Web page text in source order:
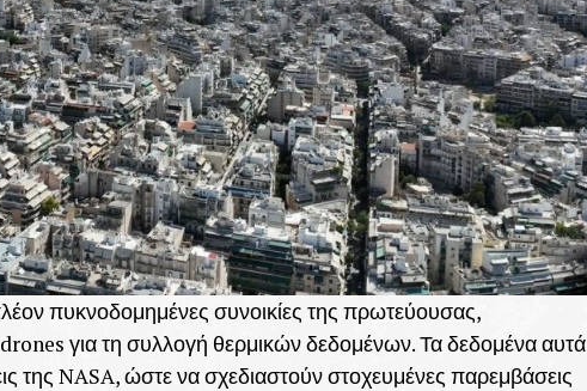
πυκνοδομημένες συνοικίες της πρωτεύουσας,
για τη συλλογή θερμικών δεδομένων. Τα δεδομένα αυτά
της NASA, ώστε να σχεδιαστούν στοχευμένες παρεμβάσεις